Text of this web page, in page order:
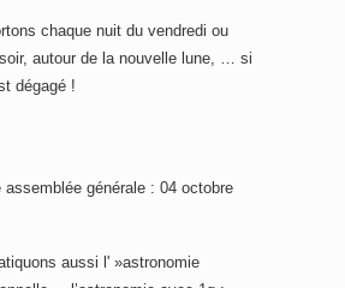
chaque nuit du vendredi ou
autour de la nouvelle lune, … si
dégagé !
assemblée générale : 04 octobre
aussi l' »astronomie